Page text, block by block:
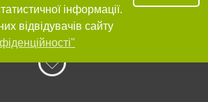
інформації.
відвідувачів сайту